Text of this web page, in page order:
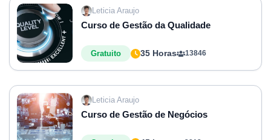
Leticia Araujo
Curso de Gestão da Qualidade
35 Horas
Gratuito 13846
Leticia Araujo
Curso de Gestão de Negócios